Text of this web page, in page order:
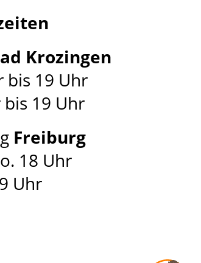
Krozingen
bis 19 Uhr
19 Uhr
Freiburg
18 Uhr
Uhr